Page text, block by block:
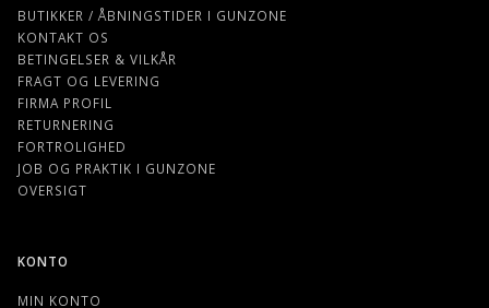
BUTIKKER / ÅBNINGSTIDER I GUNZONE
KONTAKT OS
BETINGELSER & VILKÅR
FRAGT OG LEVERING
FIRMA PROFIL
RETURNERING
FORTROLIGHED
JOB OG PRAKTIK I GUNZONE
OVERSIGT
KONTO
MIN KONTO